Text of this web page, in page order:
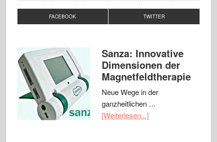
FACEBOOK TWITTER
Sanza: Innovative
Dimensionen der
Magnetfeldtherapie
Neue Wege in der
ganzheitlichen …
[Weiterlesen...]